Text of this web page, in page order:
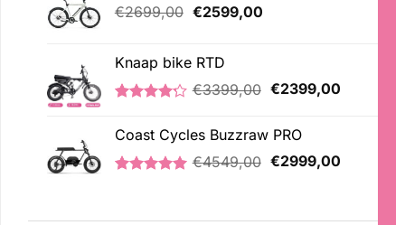
€2699,00 Oorspronkelijke
€2699,00.
€2599,00Huidige
Knaap bike RTD
4.20
op 5
gebaseerd
op
klantbeoordelingen
€3399,00 Oorspronkelijke
€3399,00.
€2399,00Huidige
Coast Cycles Buzzraw PRO
€4549,00 Oorspronkelijke
€2999,00Huidige